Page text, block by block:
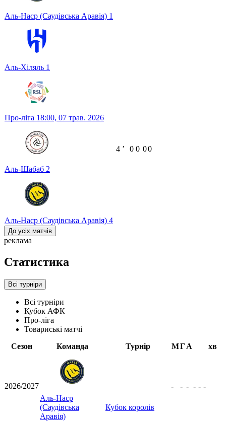
Аль-Наср (Саудівська Аравія) 1
Аль-Хіляль 1
Про-ліга 18:00, 07 трав. 2026
Аль-Шабаб 2
Аль-Наср (Саудівська Аравія) 4
4 ʼ 0 0 00
До усіх матчів
реклама
Статистика
Всі турніри
Всі турніри
Кубок АФК
Про-ліга
Товариські матчі
Сезон
Команда Турнір МГА хв
2026/2027
Аль-Наср
(Саудівська
Аравія)
Кубок королів
- - - - - -